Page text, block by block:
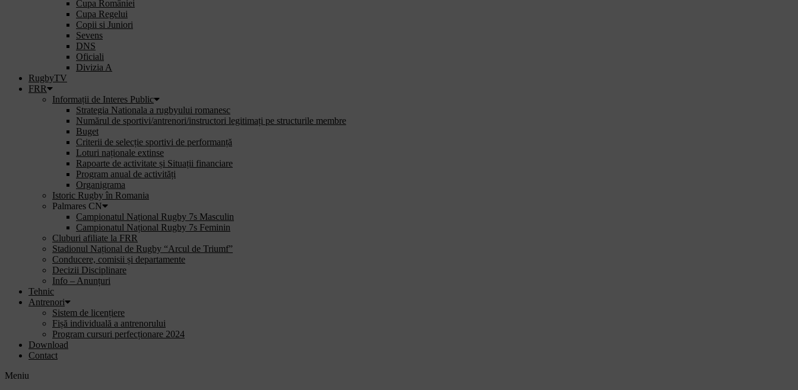
Cupa României
Cupa Regelui
Copii si Juniori
Sevens
DNS
Oficiali
Divizia A
RugbyTV
FRR
Informații de Interes Public
Strategia Nationala a rugbyului romanesc
Numărul de sportivi/antrenori/instructori legitimați pe structurile membre
Buget
Criterii de selecție sportivi de performanță
Loturi naționale extinse
Rapoarte de activitate și Situații financiare
Program anual de activități
Organigrama
Istoric Rugby în Romania
Palmares CN
Campionatul Național Rugby 7s Masculin
Campionatul Național Rugby 7s Feminin
Cluburi afiliate la FRR
Stadionul Național de Rugby “Arcul de Triumf”
Conducere, comisii și departamente
Decizii Disciplinare
Info – Anunțuri
Tehnic
Antrenori
Sistem de licențiere
Fișă individuală a antrenorului
Program cursuri perfecționare 2024
Download
Contact
Meniu